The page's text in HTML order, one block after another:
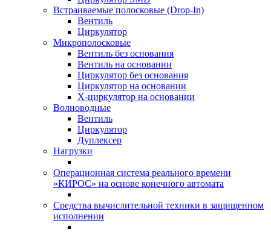
Встраиваемые полосковые (Drop-In)
Вентиль
Циркулятор
Микрополосковые
Вентиль без основания
Вентиль на основании
Циркулятор без основания
Циркулятор на основании
Х-циркулятор на основании
Волноводные
Вентиль
Циркулятор
Дуплексер
Нагрузки
Операционная система реального времени
«КИРОС» на основе конечного автомата
Средства вычислительной техники в защищенном
исполнении